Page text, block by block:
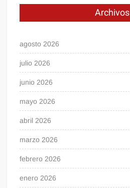
Archivos
agosto 2026
julio 2026
junio 2026
mayo 2026
abril 2026
marzo 2026
febrero 2026
enero 2026